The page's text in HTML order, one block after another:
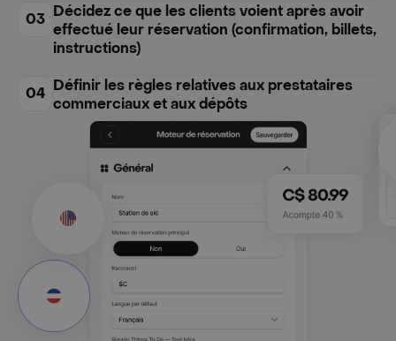
03 Décidez ce que les clients voient après avoir
effectué leur réservation (confirmation, billets,
instructions)
04 Définir les règles relatives aux prestataires
commerciaux et aux dépôts